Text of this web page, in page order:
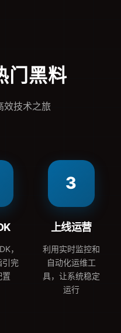
门黑料
效技术之旅
，
引完
置
3
上线运营
利用实时监控和
自动化运维工
具，让系统稳定
运行